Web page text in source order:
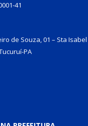
41
de Souza, 01 – Sta Isabel
PA